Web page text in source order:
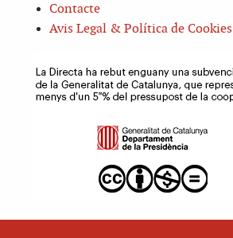
Contacte
Avis Legal & Política de Cookies